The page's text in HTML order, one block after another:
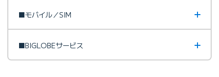
■モバイル／SIM
■BIGLOBEサービス